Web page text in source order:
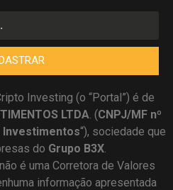
Investing (o “Portal”) é de
LTDA . (CNPJ/MF nº
Investimentos“), sociedade que
do Grupo B3X
não é uma Corretora de Valores
informação apresentada